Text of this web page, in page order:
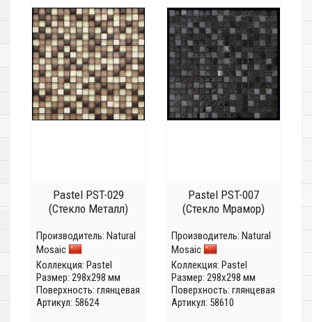
Pastel PST-029
(Стекло Металл)
Производитель: Natural
Mosaic
Коллекция: Pastel
Размер: 298x298 мм
Поверхность: глянцевая
Артикул: 58624
Pastel PST-007
(Стекло Мрамор)
Производитель: Natural
Mosaic
Коллекция: Pastel
Размер: 298x298 мм
Поверхность: глянцевая
Артикул: 58610